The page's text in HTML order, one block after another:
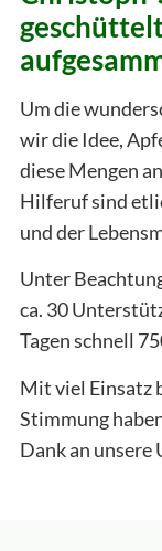
Um die
wir die Idee,
diese Mengen
Hilferuf sind
und der
Unter
ca. 30
Tagen schnell
Mit viel Einsatz
Stimmung
Dank an unsere